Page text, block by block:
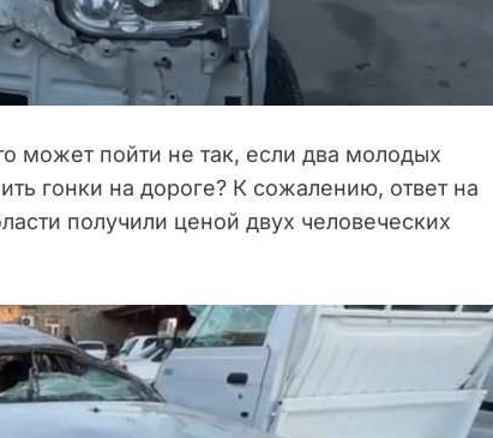
может пойти не так, если два молодых
гонки на дороге? К сожалению, ответ на
получили ценой двух человеческих